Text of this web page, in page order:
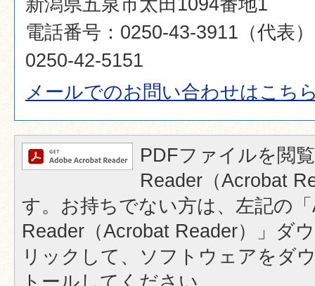
電話番号：0250-43-3911（代表
0250-42-5151
メールでのお問い合わせはこち
PDFファイルを閲
Reader（Acrobat
す。お持ちでない方は、左記の
Reader（Acrobat Reader）」ダ
リックして、ソフトウェアをダ
トールしてください。